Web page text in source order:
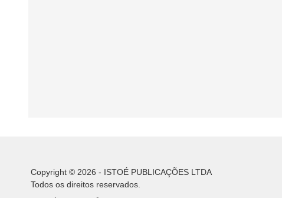
Copyright © 2026 - ISTOÉ PUBLICAÇÕES LTDA
Todos os direitos reservados.